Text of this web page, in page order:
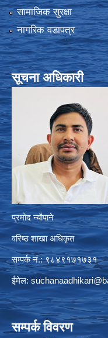
सामाजिक सुरक्षा
नागरिक वडापत्र
सूचना अधिकारी
प्रमोद न्यौपाने
वरिष्ठ शाखा अधिकृत
सम्पर्क नं.: ९८४९१७१७३१
ईमेल:
सम्पर्क विवरण